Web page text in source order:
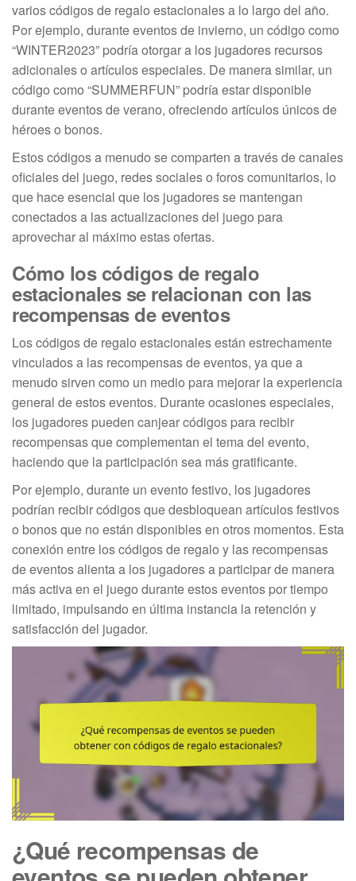
varios códigos de regalo estacionales a lo largo del año.
Por ejemplo, durante eventos de invierno, un código como
“WINTER2023” podría otorgar a los jugadores recursos
adicionales o artículos especiales. De manera similar, un
código como “SUMMERFUN” podría estar disponible
durante eventos de verano, ofreciendo artículos únicos de
héroes o bonos.
Estos códigos a menudo se comparten a través de canales
oficiales del juego, redes sociales o foros comunitarios, lo
que hace esencial que los jugadores se mantengan
conectados a las actualizaciones del juego para
aprovechar al máximo estas ofertas.
Cómo los códigos de regalo
estacionales se relacionan con las
recompensas de eventos
Los códigos de regalo estacionales están estrechamente
vinculados a las recompensas de eventos, ya que a
menudo sirven como un medio para mejorar la experiencia
general de estos eventos. Durante ocasiones especiales,
los jugadores pueden canjear códigos para recibir
recompensas que complementan el tema del evento,
haciendo que la participación sea más gratificante.
Por ejemplo, durante un evento festivo, los jugadores
podrían recibir códigos que desbloquean artículos festivos
o bonos que no están disponibles en otros momentos. Esta
conexión entre los códigos de regalo y las recompensas
de eventos alienta a los jugadores a participar de manera
más activa en el juego durante estos eventos por tiempo
limitado, impulsando en última instancia la retención y
satisfacción del jugador.
¿Qué recompensas de